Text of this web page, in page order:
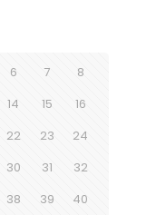
6 7
8
14 15
16
22 23
24
30 31
32
38 39
40